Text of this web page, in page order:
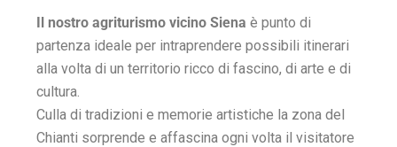
Il nostro agriturismo vicino Siena è punto di
partenza ideale per intraprendere possibili itinerari
alla volta di un territorio ricco di fascino, di arte e di
cultura.
Culla di tradizioni e memorie artistiche la zona del
Chianti sorprende e affascina ogni volta il visitatore